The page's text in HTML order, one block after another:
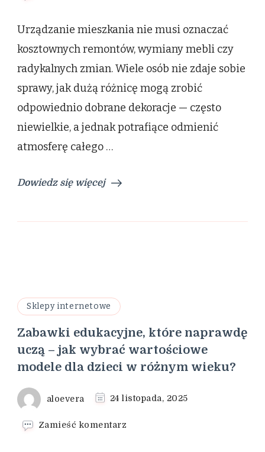
do
które
zmieniają
–
jak
stylowe
Urządzanie mieszkania nie musi oznaczać
kosztownych remontów, wymiany mebli czy
radykalnych zmian. Wiele osób nie zdaje sobie
sprawy, jak dużą różnicę mogą zrobić
odpowiednio dobrane dekoracje — często
niewielkie, a jednak potrafiące odmienić
atmosferę całego …
Dowiedz się więcej
Sklepy internetowe
Zabawki edukacyjne, które naprawdę
uczą – jak wybrać wartościowe
modele dla dzieci w różnym wieku?
aloevera 24 listopada, 2025
Zamieść komentarz